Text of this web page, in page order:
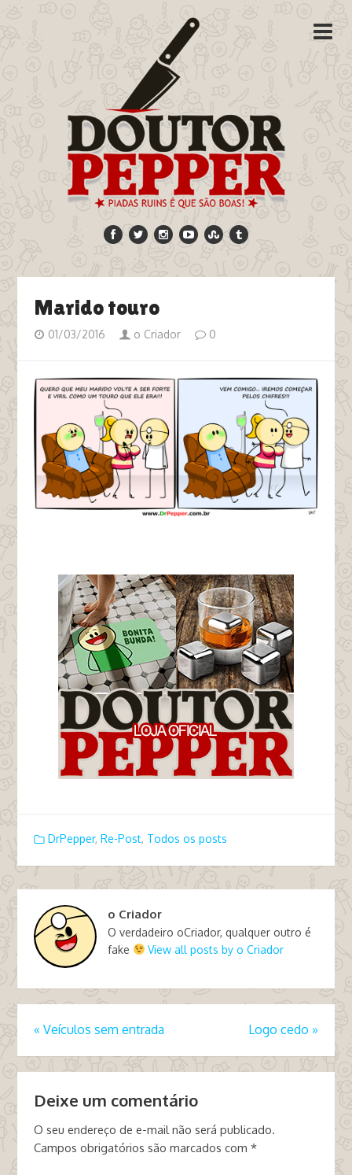
Marido touro
01/03/2016 o Criador 0
DrPepper, Re-Post, Todos os posts
o Criador
O verdadeiro oCriador, qualquer outro é
fake
View all posts by o Criador
« Veículos sem entrada Logo cedo »
Deixe um comentário
O seu endereço de e-mail não será publicado.
Campos obrigatórios são marcados com *